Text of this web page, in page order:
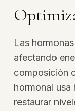
Las
afectando
composición
hormonal usa
restaurar